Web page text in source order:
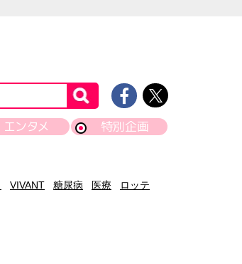
エンタメ 特別企画
VIVANT 糖尿病 医療
ロッテ